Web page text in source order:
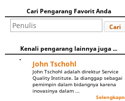
Cari Pengarang Favorit Anda
Cari
Kenali pengarang lainnya juga ...
John Tschohl
John Tschohl adalah direktur Service
Quality Institute. Ia dianggap sebagai
pemimpin dalam bidangnya karena
inovasinya dalam ...